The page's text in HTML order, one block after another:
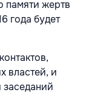
памяти жертв
года будет
властей, и
заседаний